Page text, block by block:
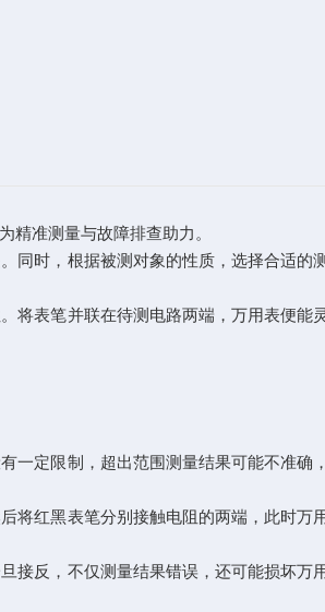
精准测量与故障排查助力。
时，根据被测对象的性质，选择合适的
表笔并联在待测电路两端，万用表便能
定限制，超出范围测量结果可能不准确
红黑表笔分别接触电阻的两端，此时万
反，不仅测量结果错误，还可能损坏万